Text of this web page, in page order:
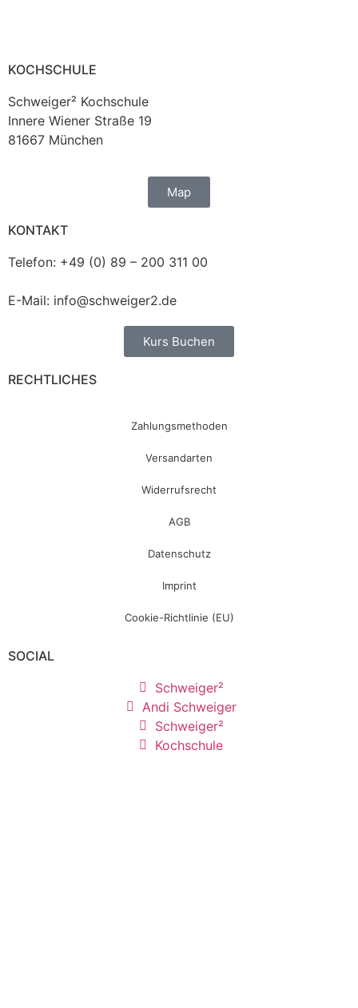
KOCHSCHULE
Schweiger² Kochschule
Innere Wiener Straße 19
81667 München
Map
KONTAKT
Telefon: +49 (0) 89 – 200 311 00
E-Mail: info@schweiger2.de
Kurs Buchen
RECHTLICHES
Zahlungsmethoden
Versandarten
Widerrufsrecht
AGB
Datenschutz
Imprint
Cookie-Richtlinie (EU)
SOCIAL
Schweiger²
Andi Schweiger
Schweiger²
Kochschule